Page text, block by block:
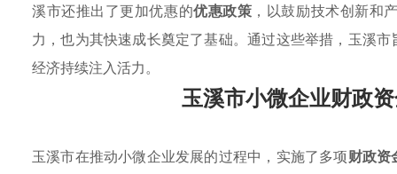
溪市还推出了更加优惠的优惠政策 ，以鼓励技术创新和
力，也为其快速成长奠定了基础。通过这些举措，玉溪
经济持续注入活力。
玉溪市小微企业财政
玉溪市在推动小微企业发展的过程中，实施了多项财政资